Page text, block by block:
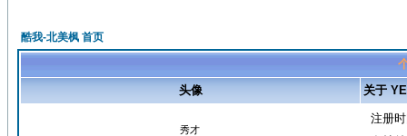
酷我-北美枫 首页
头像
关于
秀才
注册